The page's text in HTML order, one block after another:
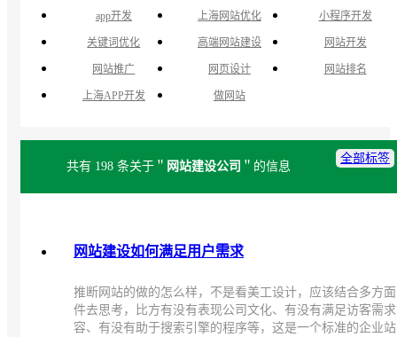
app开发 上海网站优化 小程序开发
关键词优化 高端网站建设 网站开发
网站推广 网页设计 网站排名
上海APP开发 做网站
共有 198 条关于＂ 网站建设公司 ＂的信息
全部标签
网站建设如何满足用户需求
推断网站的做的怎么样，不是看美工设计，应该结合多方
件去思考，比方有没有表现公司文化、有没有满足访客需
容、有没有助于搜索引擎的程序等，这是一个标准的企业